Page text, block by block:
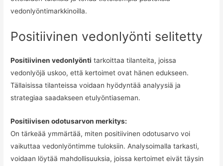
vedonlyöntimarkkinoilla.
Positiivinen vedonlyönti selitetty
Positiivinen vedonlyönti tarkoittaa tilanteita, joissa
vedonlyöjä uskoo, että kertoimet ovat hänen edukseen.
Tällaisissa tilanteissa voidaan hyödyntää analyysiä ja
strategiaa saadakseen etulyöntiaseman.
Positiivisen odotusarvon merkitys:
On tärkeää ymmärtää, miten positiivinen odotusarvo voi
vaikuttaa vedonlyöntimme tuloksiin. Analysoimalla tarkasti,
voidaan löytää mahdollisuuksia, joissa kertoimet eivät täysin